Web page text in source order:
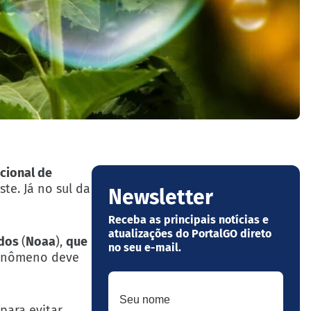
de
Já no sul da
(Noaa), que
deve
Newsletter
Receba as principais notícias e
atualizações do PortalGO direto
no seu e-mail.
Seu nome